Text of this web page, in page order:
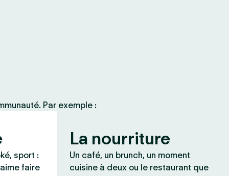
Par exemple :
sport :
faire
La nourriture
Un café, un brunch, un moment
cuisine à deux ou le restaurant que